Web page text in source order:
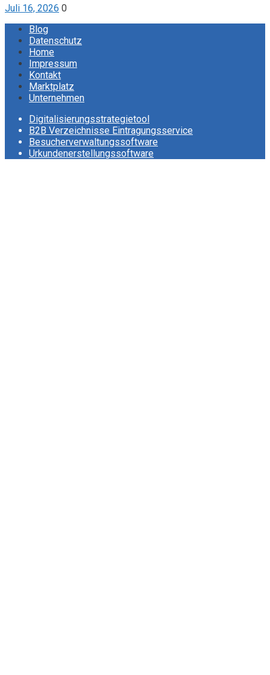
Juli 16, 2026 0
Blog
Datenschutz
Home
Impressum
Kontakt
Marktplatz
Unternehmen
Digitalisierungsstrategietool
B2B Verzeichnisse Eintragungsservice
Besucherverwaltungssoftware
Urkundenerstellungssoftware